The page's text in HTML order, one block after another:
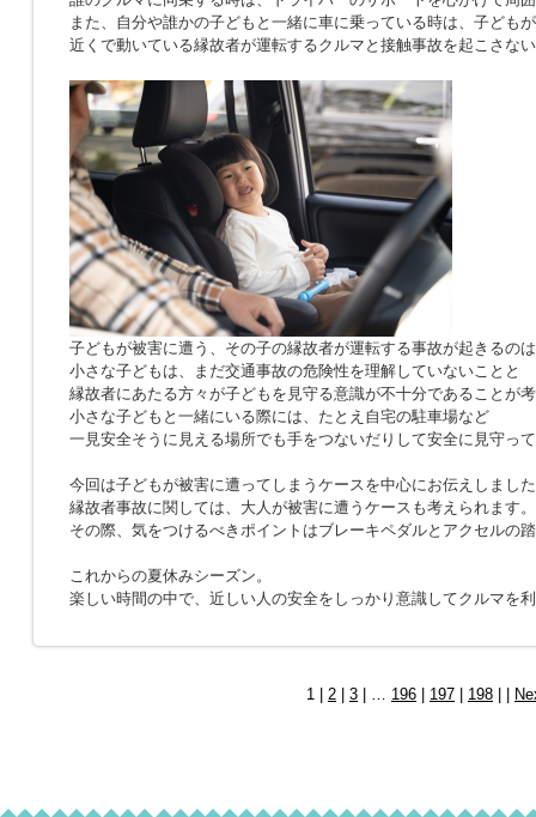
また、自分や誰かの子どもと一緒に車に乗っている時は、子ども
近くで動いている縁故者が運転するクルマと接触事故を起こさな
子どもが被害に遭う、その子の縁故者が運転する事故が起きるの
小さな子どもは、まだ交通事故の危険性を理解していないことと
縁故者にあたる方々が子どもを見守る意識が不十分であることが
小さな子どもと一緒にいる際には、たとえ自宅の駐車場など
一見安全そうに見える場所でも手をつないだりして安全に見守っ
今回は子どもが被害に遭ってしまうケースを中心にお伝えしまし
縁故者事故に関しては、大人が被害に遭うケースも考えられます。
その際、気をつけるべきポイントはブレーキペダルとアクセルの
これからの夏休みシーズン。
楽しい時間の中で、近しい人の安全をしっかり意識してクルマを
1 | 2 3 | … 196 197 198